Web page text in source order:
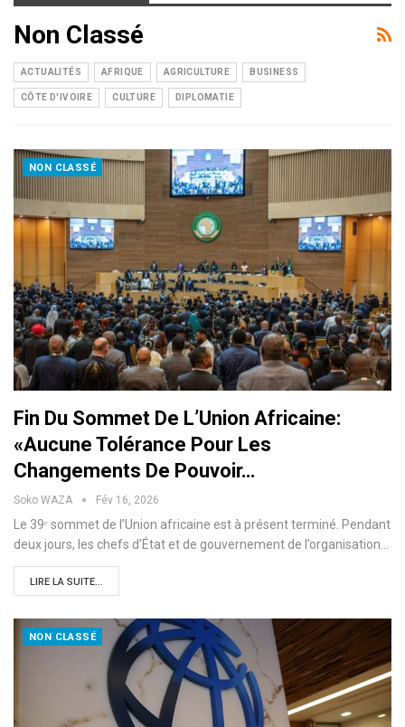
Non Classé
ACTUALITÉS AFRIQUE AGRICULTURE BUSINESS
CÔTE D'IVOIRE CULTURE DIPLOMATIE
NON CLASSÉ
Fin Du Sommet De L’Union Africaine:
«Aucune Tolérance Pour Les
Changements De Pouvoir…
Soko WAZA Fév 16, 2026
Le 39ᵉ sommet de l’Union africaine est à présent terminé. Pendant
deux jours, les chefs d’État et de gouvernement de l’organisation…
LIRE LA SUITE...
NON CLASSÉ